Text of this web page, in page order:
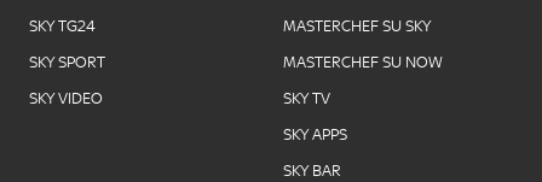
SKY TG24
SKY SPORT
SKY VIDEO
MASTERCHEF SU SKY
MASTERCHEF SU NOW
SKY TV
SKY APPS
SKY BAR